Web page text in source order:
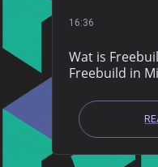
16:36
Wat is
Freebuild in